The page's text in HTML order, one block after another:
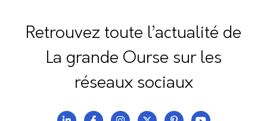
Retrouvez toute l’actualité de
La grande Ourse sur les
réseaux sociaux